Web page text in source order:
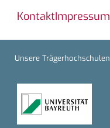
Unsere Trägerhochschulen
KontaktImpressum